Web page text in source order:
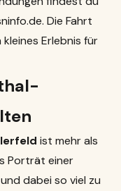
. Die Fahrt
Erlebnis für
ist mehr als
Porträt einer
dabei so viel zu